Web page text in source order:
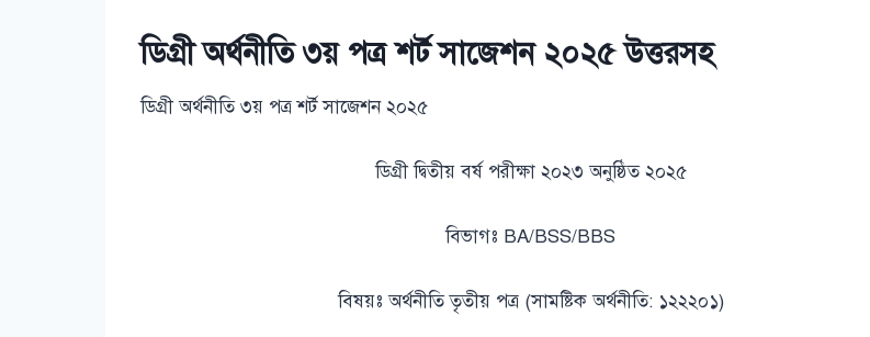
ডিগ্রী অর্থনীতি ৩য় পত্র শর্ট সাজেশন ২০২৫ উত্তরসহ
ডিগ্রী অর্থনীতি ৩য় পত্র শর্ট সাজেশন ২০২৫
ডিগ্রী দ্বিতীয় বর্ষ পরীক্ষা ২০২৩ অনুষ্ঠিত ২০২৫
বিভাগঃ BA/BSS/BBS
বিষয়ঃ অর্থনীতি তৃতীয় পত্র (সামষ্টিক অর্থনীতি: ১২২২০১)